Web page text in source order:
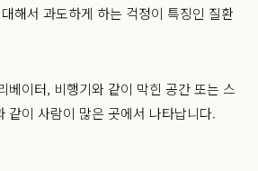
해서 과도하게 하는 걱정이 특징인 질환
베이터, 비행기와 같이 막힌 공간또는 스
같이 사람이 많은 곳에서 나타납니다.